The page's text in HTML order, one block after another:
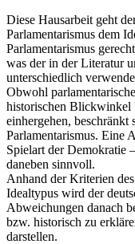
Diese Hausarbeit geht
Parlamentarismus dem
Parlamentarismus
was der in der Literatur
unterschiedlich
Obwohl
historischen Blickwinkel
einhergehen, beschränkt
Parlamentarismus. Eine
Spielart der Demokratie
daneben sinnvoll.
Anhand der Kriterien
Idealtypus wird der
Abweichungen danach
bzw. historisch zu
darstellen.